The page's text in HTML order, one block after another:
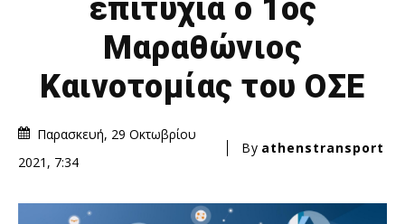
επιτυχία ο 1ος
Μαραθώνιος
Καινοτομίας του ΟΣΕ
Παρασκευή, 29 Οκτωβρίου
2021, 7:34
By athenstransport